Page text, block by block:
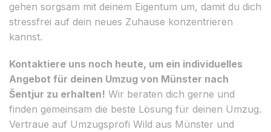
gehen sorgsam mit deinem Eigentum um, damit du dich
stressfrei auf dein neues Zuhause konzentrieren
kannst.
Kontaktiere uns noch heute, um ein individuelles
Angebot für deinen Umzug von Münster nach
Šentjur zu erhalten! Wir beraten dich gerne und
finden gemeinsam die beste Lösung für deinen Umzug.
Vertraue auf Umzugsprofi Wild aus Münster und